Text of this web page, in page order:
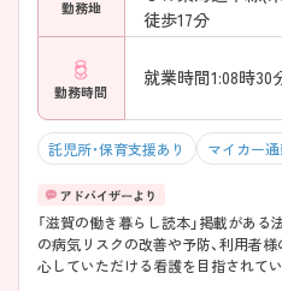
勤務地
徒歩17分
勤務時間
就業時間1:08時30
託児所・保育支援あり マイカー通
「滋賀の働き暮らし読本」掲載がある法人です。 看護を通
の病気リスクの改善や予防、利用者
心していただける看護を目指されてい